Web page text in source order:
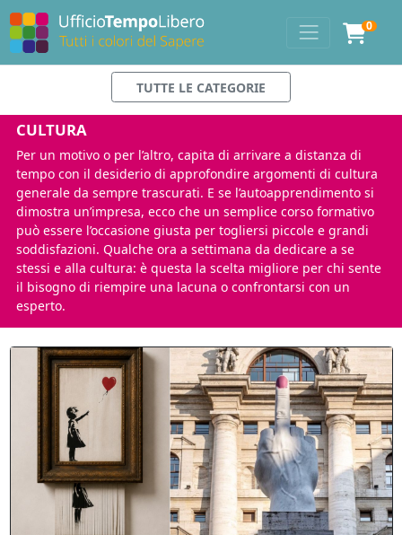
0
TUTTE LE CATEGORIE
CULTURA
Per un motivo o per l’altro, capita di arrivare a distanza di
tempo con il desiderio di approfondire argomenti di cultura
generale da sempre trascurati. E se l’autoapprendimento si
dimostra un’impresa, ecco che un semplice corso formativo
può essere l’occasione giusta per togliersi piccole e grandi
soddisfazioni. Qualche ora a settimana da dedicare a se
stessi e alla cultura: è questa la scelta migliore per chi sente
il bisogno di riempire una lacuna o confrontarsi con un
esperto.